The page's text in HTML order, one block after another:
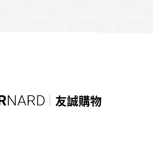
友誠購物